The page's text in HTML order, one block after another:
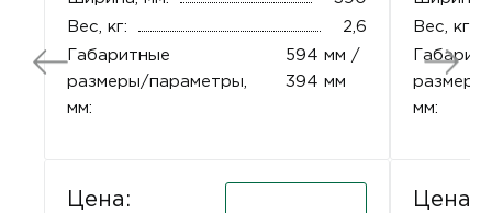
Вес, кг:
2,6
Габаритные
размеры/параметры,
мм:
594 мм /
394 мм
Цена:
Вес, кг:
мм:
Цена: